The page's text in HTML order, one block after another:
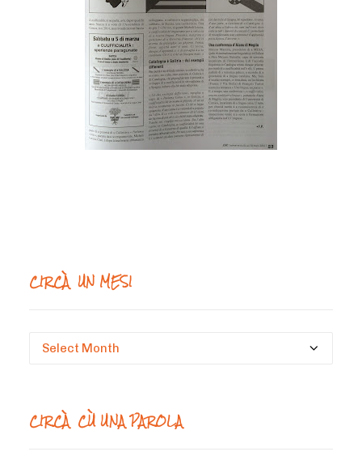
CIRCÀ UN MESI
Circà
CIRCÀ CÙ UNA PAROLA